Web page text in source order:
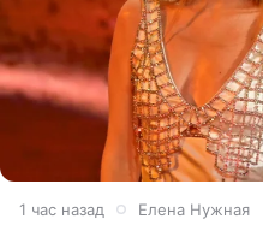
1 час назад Елена Нужная